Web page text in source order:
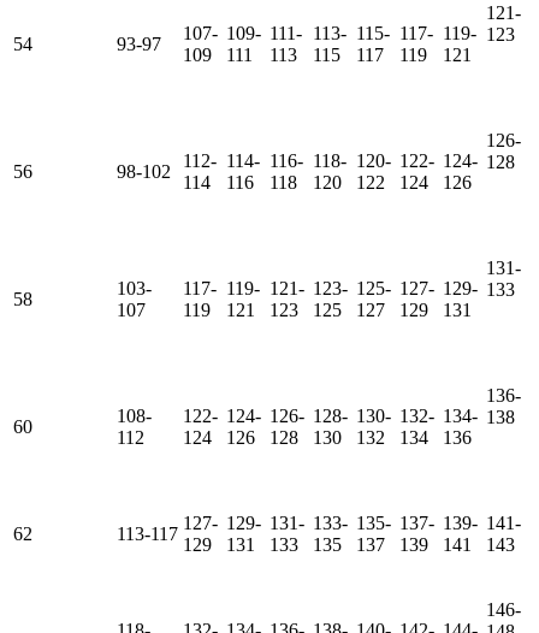
54 93-97
107-
109
109-
111
111-
113
113-
115
115-
117
117-
119
119-
121
121-
123
56 98-102
112-
114
114-
116
116-
118
118-
120
120-
122
122-
124
124-
126
126-
128
58
103-
107
117-
119
119-
121
121-
123
123-
125
125-
127
127-
129
129-
131
131-
133
60
108-
112
122-
124
124-
126
126-
128
128-
130
130-
132
132-
134
134-
136
136-
138
62 113-117
127-
129
129-
131
131-
133
133-
135
135-
137
137-
139
139-
141
141-
143
146-